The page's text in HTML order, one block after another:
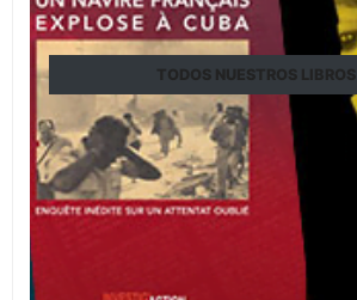
TODOS NUESTROS LIBROS